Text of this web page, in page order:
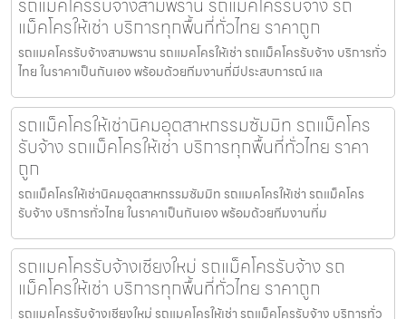
แม็คโครให้เช่า บริการทุกพื้นที่ทั่วไทย ราคาถูก
รถแมคโครรับจ้างสามพราน รถแมคโครให้เช่า รถแม็คโครรับจ้าง บริการทั่ว
ไทย ในราคาเป็นกันเอง พร้อมด้วยทีมงานที่มีประสบการณ์ แล
รถแม็คโครให้เช่านิคมอุตสาหกรรมซัมมิท รถแม็คโคร
รับจ้าง รถแม็คโครให้เช่า บริการทุกพื้นที่ทั่วไทย ราคา
ถูก
รถแม็คโครให้เช่านิคมอุตสาหกรรมซัมมิท รถแมคโครให้เช่า รถแม็คโคร
รับจ้าง บริการทั่วไทย ในราคาเป็นกันเอง พร้อมด้วยทีมงานที่ม
รถแมคโครรับจ้างเชียงใหม่ รถแม็คโครรับจ้าง รถ
แม็คโครให้เช่า บริการทุกพื้นที่ทั่วไทย ราคาถูก
รถแมคโครรับจ้างเชียงใหม่ รถแมคโครให้เช่า รถแม็คโครรับจ้าง บริการทั่ว